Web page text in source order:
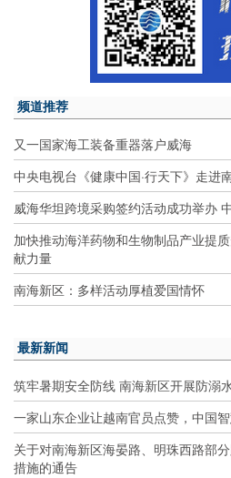
频道推荐
又一国家海工装备重器落户威海
中央电视台《健康中国·行天下》走进
威海华坦跨境采购签约活动成功举办
加快推动海洋药物和生物制品产业提
献力量
南海新区：多样活动厚植爱国情怀
最新新闻
筑牢暑期安全防线 南海新区开展防溺
一家山东企业让越南官员点赞，中国
关于对南海新区海晏路、明珠西路部
措施的通告